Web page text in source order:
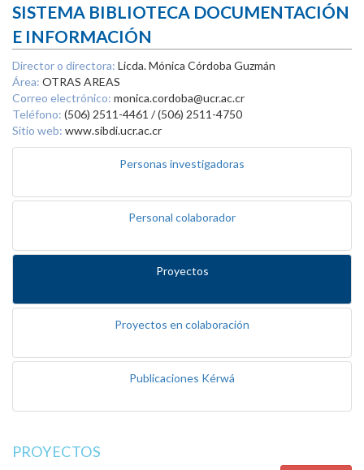
SISTEMA BIBLIOTECA DOCUMENTACIÓN
E INFORMACIÓN
Director o directora: Licda. Mónica Córdoba Guzmán
Área: OTRAS AREAS
Correo electrónico: monica.cordoba@ucr.ac.cr
Teléfono: (506) 2511-4461 / (506) 2511-4750
Sitio web: www.sibdi.ucr.ac.cr
Personas investigadoras
Personal colaborador
Proyectos
Proyectos en colaboración
Publicaciones Kérwá
PROYECTOS